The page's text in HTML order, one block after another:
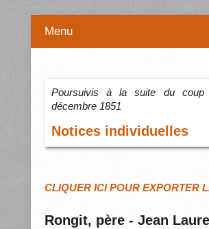
Menu
Poursuivis à la suite du coup
décembre 1851
Notices individuelles
CLIQUER ICI POUR EXPORTER
Rongit, père - Jean